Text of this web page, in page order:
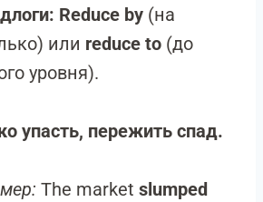
Reduce by (на
или reduce to (до
уровня).
упасть, пережить спад.
The market slumped